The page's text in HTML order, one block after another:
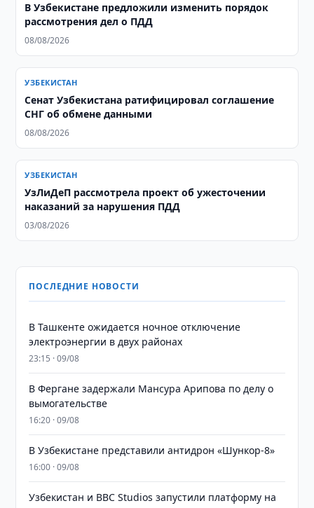
В Узбекистане предложили изменить порядок
рассмотрения дел о ПДД
08/08/2026
УЗБЕКИСТАН
Сенат Узбекистана ратифицировал соглашение
СНГ об обмене данными
08/08/2026
УЗБЕКИСТАН
УзЛиДеП рассмотрела проект об ужесточении
наказаний за нарушения ПДД
03/08/2026
ПОСЛЕДНИЕ НОВОСТИ
В Ташкенте ожидается ночное отключение
электроэнергии в двух районах
23:15 · 09/08
В Фергане задержали Мансура Арипова по делу о
вымогательстве
16:20 · 09/08
В Узбекистане представили антидрон «Шункор-8»
16:00 · 09/08
Узбекистан и BBC Studios запустили платформу на